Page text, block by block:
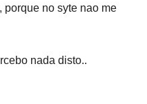
porque no syte nao me
nada disto..